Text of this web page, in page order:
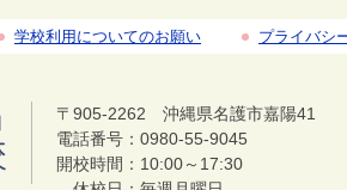
学校利用についてのお願い プライバシ
〒905-2262 沖縄県名護市嘉陽41
電話番号：0980-55-9045
開校時間：10:00～17:30